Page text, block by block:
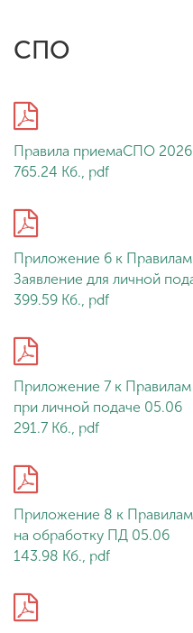
СПО
Правила приемаСПО
765.24 Кб., pdf
Приложение 6 к
Заявление для личной
399.59 Кб., pdf
Приложение 7 к
при личной подаче 05.06
291.7 Кб., pdf
Приложение 8 к
на обработку ПД 05.06
143.98 Кб., pdf